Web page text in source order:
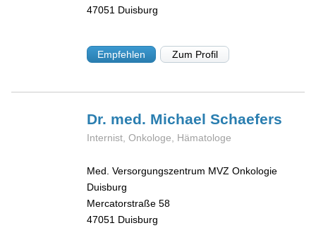
47051 Duisburg
Empfehlen Zum Profil
Dr. med. MichaelSchaefers
Internist, Onkologe, Hämatologe
Med. Versorgungszentrum MVZ Onkologie
Duisburg
Mercatorstraße 58
47051 Duisburg